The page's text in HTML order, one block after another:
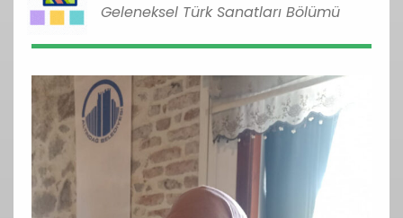
Geleneksel Türk Sanatları Bölümü